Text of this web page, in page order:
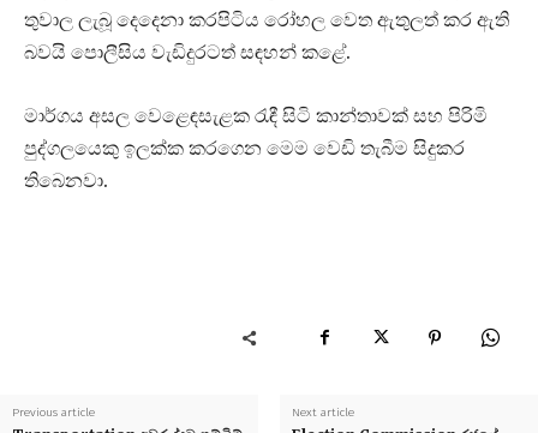
තුවාල ලැබූ දෙදෙනා කරපිටිය රෝහල වෙත ඇතුලත් කර ඇති
බවයි පොලීසිය වැඩිදුරටත් සඳහන් කළේ.
මාර්ගය අසල වෙළෙඳසැළක රැඳී සිටි කාන්තාවක් සහ පිරිමි
පුද්ගලයෙකු ඉලක්ක කරගෙන මෙම වෙඩි තැබීම සිදුකර
තිබෙනවා.
Previous article Next article